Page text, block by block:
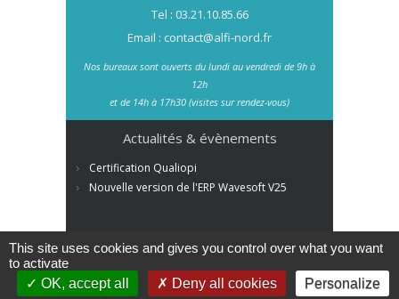
Tel : 03.21.10.85.66
Email : contact@alfi-nord.fr
Nos bureaux sont ouverts du lundi au vendredi de 9h à
12h
et de 14h à 17h30 (visites sur rendez-vous)
Actualités & évènements
Certification Qualiopi
Nouvelle version de l'ERP Wavesoft V25
This site uses cookies and gives you control over what you want
to activate
OK, accept all
Deny all cookies Personalize